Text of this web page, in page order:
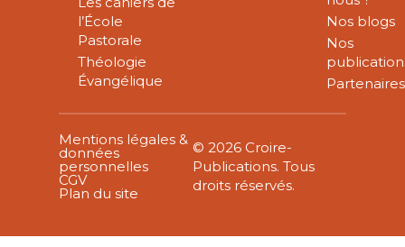
l’École
Pastorale
Théologie
Évangélique
Nos blogs
Nos
Partenaires
Mentions légales &
données
personnelles
CGV
Plan du site
© 2026 Croire-
Publications. Tous
droits réservés.